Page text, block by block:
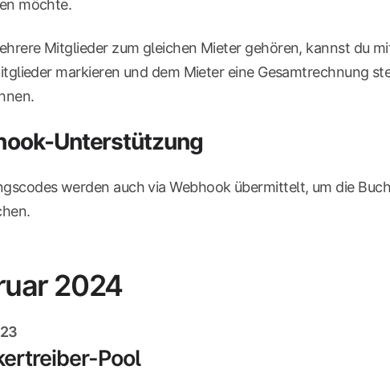
möchte.
Mitglieder zum gleichen Mieter gehören, kannst du
markieren und dem Mieter eine Gesamtrechnung
Unterstützung
werden auch via Webhook übermittelt, um die
2024
Pool